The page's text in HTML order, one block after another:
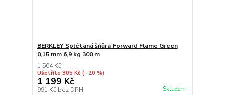
BERKLEY Splétaná šňůra Forward Flame Green
0,15 mm 6,9 kg 300 m
1 504 Kč
Ušetříte 305 Kč (- 20 %)
1 199 Kč
991 Kč bez DPH Skladem